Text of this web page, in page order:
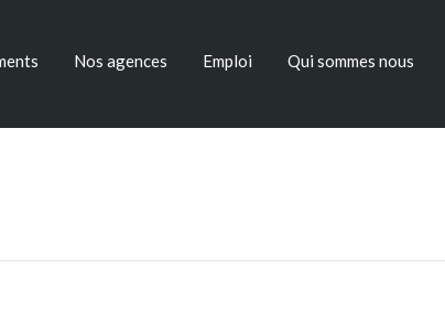
Nos agences Emploi Qui sommes nous